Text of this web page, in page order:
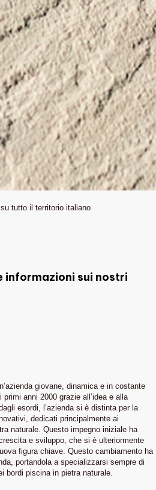
tutto il territorio italiano
sui nostri
giovane, dinamica e in costante
anni 2000 grazie all’idea e alla
esordi, l’azienda si è distinta per la
dedicati principalmente ai
naturale. Questo impegno iniziale ha
e sviluppo, che si è ulteriormente
figura chiave. Questo cambiamento ha
portandola a specializzarsi sempre di
bordi piscina in pietra naturale.